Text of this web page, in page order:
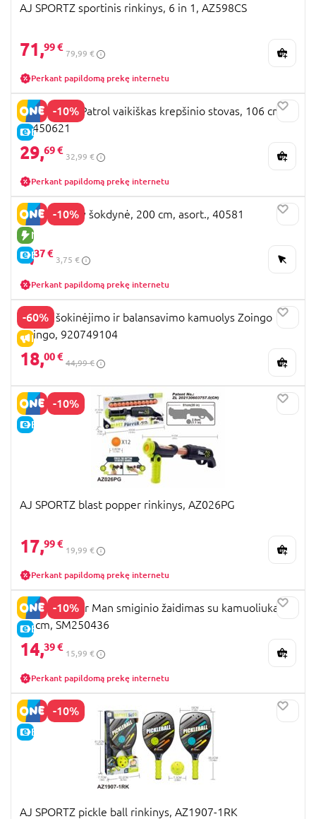
AJ SPORTZ sportinis rinkinys, 6 in 1, AZ598CS
71,99 €
79,99 €
Perkant papildomą prekę internetu
-10%
E-KAINA
STAMP Paw Patrol vaikiškas krepšinio stovas, 106 cm,
PA450621
29,69 €
32,99 €
Perkant papildomą prekę internetu
-10%
NAUJA PREKĖ
E-KAINA
JOHN Disney šokdynė, 200 cm, asort., 40581
3,37 €
3,75 €
Perkant papildomą prekę internetu
-60%
IŠPARDAVIMAS
WAHU šokinėjimo ir balansavimo kamuolys Zoingo
Boingo, 920749104
18,00 €
44,99 €
-10%
E-KAINA
AJ SPORTZ blast popper rinkinys, AZ026PG
17,99 €
19,99 €
Perkant papildomą prekę internetu
-10%
E-KAINA
STAMP Spider Man smiginio žaidimas su kamuoliukais,
36 cm, SM250436
14,39 €
15,99 €
Perkant papildomą prekę internetu
-10%
E-KAINA
AJ SPORTZ pickle ball rinkinys, AZ1907-1RK